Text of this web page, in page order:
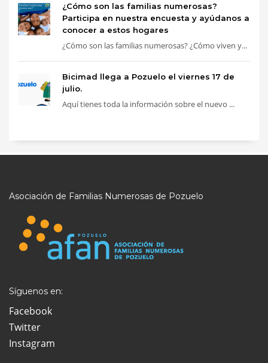
¿Cómo son las familias numerosas?
Participa en nuestra encuesta y ayúdanos a
conocer a estos hogares
¿Cómo son las familias numerosas? ¿Cómo viven y...
Bicimad llega a Pozuelo el viernes 17 de
julio.
Aquí tienes toda la información sobre el nuevo ...
Asociación de Familias Numerosas de Pozuelo
Síguenos en:
Facebook
Twitter
Instagram